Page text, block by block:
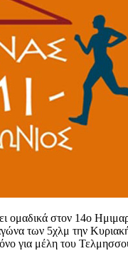
ομαδικά στον 14ο
των 5χλμ την
για μέλη του